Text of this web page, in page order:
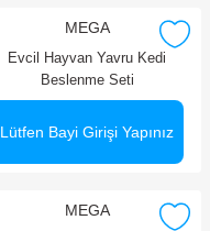
MEGA
Evcil Hayvan Yavru Kedi
Beslenme Seti
Lütfen Bayi Girişi Yapınız
MEGA